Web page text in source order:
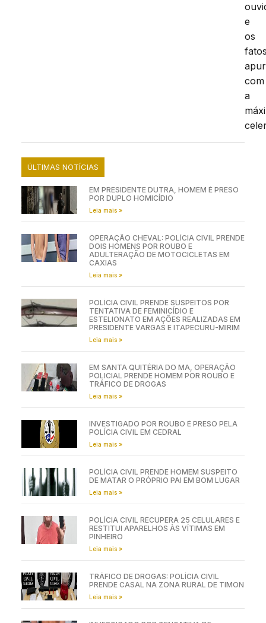
e
os
com
a
ÚLTIMAS NOTÍCIAS
EM PRESIDENTE DUTRA, HOMEM É PRESO
POR DUPLO HOMICÍDIO
Leia mais »
OPERAÇÃO CHEVAL: POLÍCIA CIVIL PRENDE
DOIS HOMENS POR ROUBO E
ADULTERAÇÃO DE MOTOCICLETAS EM
CAXIAS
Leia mais »
POLÍCIA CIVIL PRENDE SUSPEITOS POR
TENTATIVA DE FEMINICÍDIO E
ESTELIONATO EM AÇÕES REALIZADAS EM
PRESIDENTE VARGAS E ITAPECURU-MIRIM
Leia mais »
EM SANTA QUITÉRIA DO MA, OPERAÇÃO
POLICIAL PRENDE HOMEM POR ROUBO E
TRÁFICO DE DROGAS
Leia mais »
INVESTIGADO POR ROUBO É PRESO PELA
POLÍCIA CIVIL EM CEDRAL
Leia mais »
POLÍCIA CIVIL PRENDE HOMEM SUSPEITO
DE MATAR O PRÓPRIO PAI EM BOM LUGAR
Leia mais »
POLÍCIA CIVIL RECUPERA 25 CELULARES E
RESTITUI APARELHOS ÀS VÍTIMAS EM
PINHEIRO
Leia mais »
TRÁFICO DE DROGAS: POLÍCIA CIVIL
PRENDE CASAL NA ZONA RURAL DE TIMON
Leia mais »